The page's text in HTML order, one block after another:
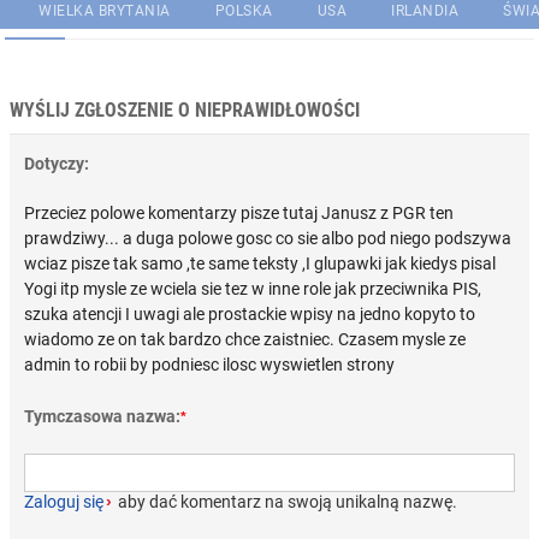
WIELKA BRYTANIA POLSKA USA IRLANDIA
WYŚLIJ ZGŁOSZENIE O NIEPRAWIDŁOWOŚCI
Dotyczy:
Przeciez polowe komentarzy pisze tutaj Janusz z PGR ten
prawdziwy... a duga polowe gosc co sie albo pod niego podszywa
wciaz pisze tak samo ,te same teksty ,I glupawki jak kiedys pisal
Yogi itp mysle ze wciela sie tez w inne role jak przeciwnika PIS,
szuka atencji I uwagi ale prostackie wpisy na jedno kopyto to
wiadomo ze on tak bardzo chce zaistniec. Czasem mysle ze
admin to robii by podniesc ilosc wyswietlen strony
Tymczasowa nazwa:*
Zaloguj się› aby dać komentarz na swoją unikalną nazwę.